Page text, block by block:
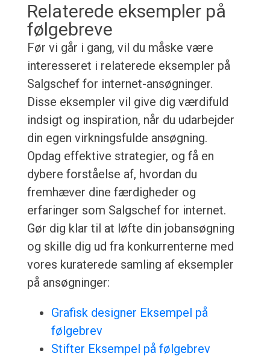
Relaterede eksempler på
følgebreve
Før vi går i gang, vil du måske være
interesseret i relaterede eksempler på
Salgschef for internet-ansøgninger.
Disse eksempler vil give dig værdifuld
indsigt og inspiration, når du udarbejder
din egen virkningsfulde ansøgning.
Opdag effektive strategier, og få en
dybere forståelse af, hvordan du
fremhæver dine færdigheder og
erfaringer som Salgschef for internet.
Gør dig klar til at løfte din jobansøgning
og skille dig ud fra konkurrenterne med
vores kuraterede samling af eksempler
på ansøgninger:
Grafisk designer Eksempel på
følgebrev
Stifter Eksempel på følgebrev